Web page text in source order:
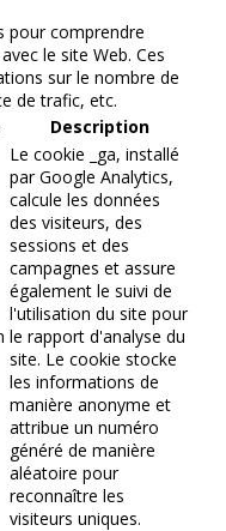
pour comprendre
le site Web. Ces
sur le nombre de
de trafic, etc.
Description
Le cookie _ga, installé
par Google Analytics,
calcule les données
des visiteurs, des
sessions et des
campagnes et assure
également le suivi de
l'utilisation du site pour
le rapport d'analyse du
site. Le cookie stocke
les informations de
manière anonyme et
attribue un numéro
généré de manière
aléatoire pour
reconnaître les
visiteurs uniques.